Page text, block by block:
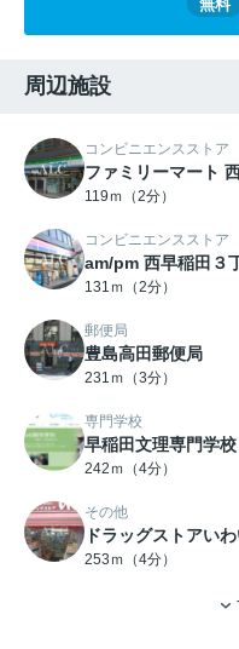
無料
周辺施設
コンビニエンスストア
ファミリーマート
119ｍ（2分）
コンビニエンスストア
am/pm 西早稲田３
131ｍ（2分）
郵便局
豊島高田郵便局
231ｍ（3分）
専門学校
早稲田文理専門学校
242ｍ（4分）
その他
ドラッグストアい
253ｍ（4分）